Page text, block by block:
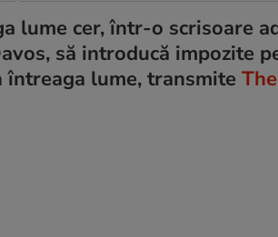
lume cer, într-o scrisoare
să introducă impozite
lume, transmite